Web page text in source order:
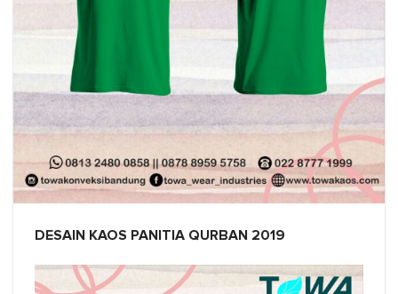
DESAIN KAOS PANITIA QURBAN 2019